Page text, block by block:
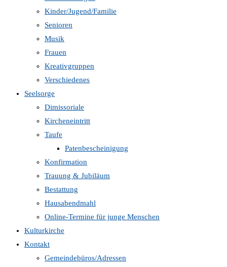
Kinder/Jugend/Familie
Senioren
Musik
Frauen
Kreativgruppen
Verschiedenes
Seelsorge
Dimissoriale
Kircheneintritt
Taufe
Patenbescheinigung
Konfirmation
Trauung & Jubiläum
Bestattung
Hausabendmahl
Online-Termine für junge Menschen
Kulturkirche
Kontakt
Gemeindebüros/Adressen